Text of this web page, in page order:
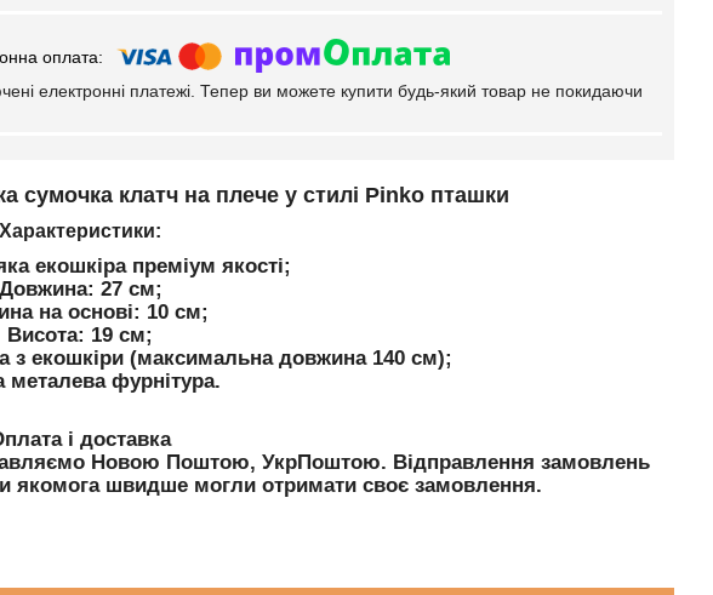
електронні платежі. Тепер ви можете купити будь-який товар не покидаючи
сумочка клатч на плече у стилі Pinko пташки
Характеристики:
екошкіра преміум якості;
Довжина: 27 см;
на основі: 10 см;
Висота: 19 см;
з екошкіри (максимальна довжина 140 см);
металева фурнітура.
і доставка
Новою Поштою, УкрПоштою. Відправлення замовлень
швидше могли отримати своє замовлення.